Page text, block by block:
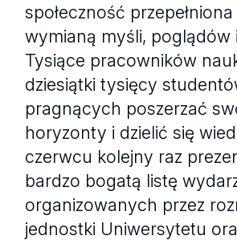
społeczność przepełniona
wymianą myśli, poglądów
Tysiące pracowników
dziesiątki tysięcy
pragnących poszerzać
horyzonty i dzielić się
czerwcu kolejny raz
bardzo bogatą listę
organizowanych przez
jednostki Uniwersytetu